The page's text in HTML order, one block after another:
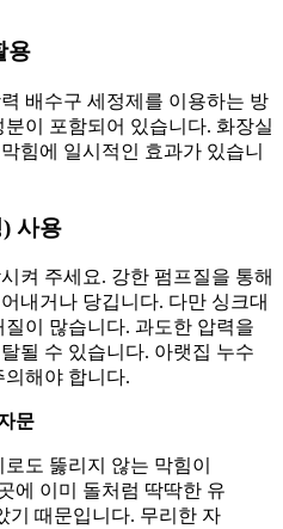
용
배수구 세정제를 이용하는 방
분이 포함되어 있습니다. 화장실
힘에 일시적인 효과가 있습니
사용
켜 주세요. 강한 펌프질을 통해
내거나 당깁니다. 다만 싱크대
질이 많습니다. 과도한 압력을
될 수 있습니다. 아랫집 누수
의해야 합니다.
문
도 뚫리지 않는 막힘이
에 이미 돌처럼 딱딱한 유
기 때문입니다. 무리한 자